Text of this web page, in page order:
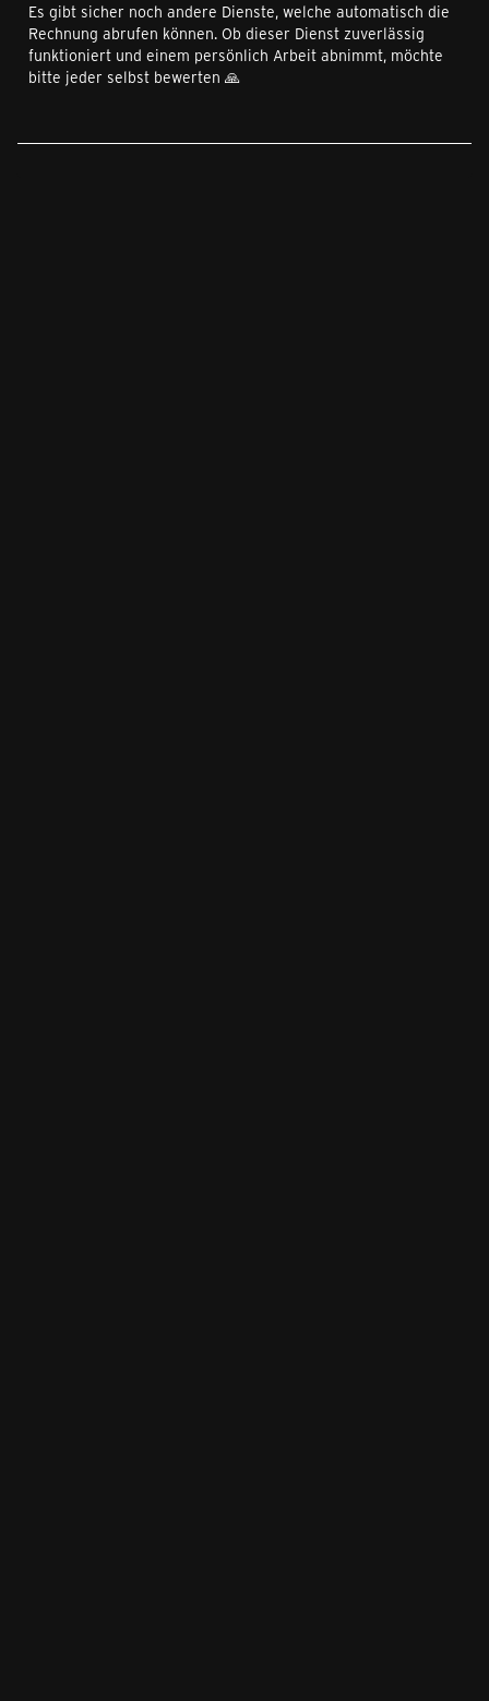
Es gibt sicher noch andere Dienste, welche automatisch die
Rechnung abrufen können. Ob dieser Dienst zuverlässig
funktioniert und einem persönlich Arbeit abnimmt, möchte
bitte jeder selbst bewerten 🙏